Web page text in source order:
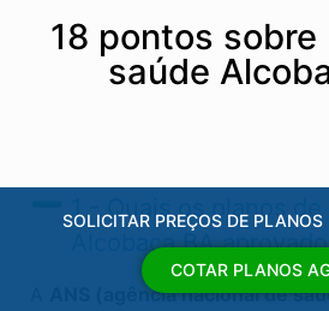
18 pontos sobre
saúde
1 - Quais os planos
Alcobaça BA​
ANS (agência nacional de
SOLICITAR PREÇOS DE
COTAR PLANOS